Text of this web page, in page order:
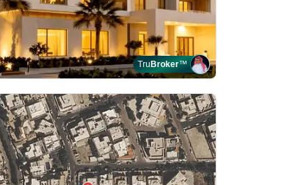
TruBroker™